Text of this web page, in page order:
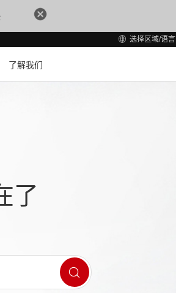
选择区域/语言
了解我们
了